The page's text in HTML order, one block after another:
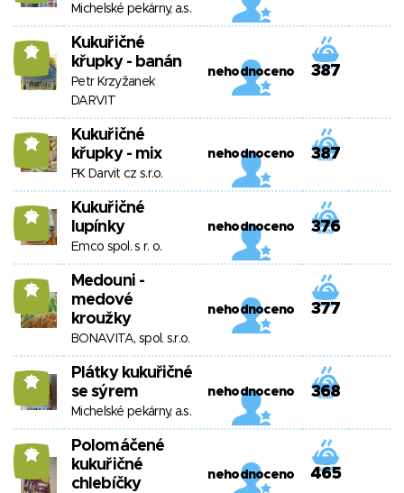
Michelské pekárny, a.s.
13
Kukuřičné
křupky - banán
Petr Krzyžanek
DARVIT
nehodnoceno 387
13
Kukuřičné
křupky - mix
PK Darvit cz s.r.o.
nehodnoceno 387
13
Kukuřičné
lupínky
Emco spol. s r. o.
nehodnoceno 376
13
Medouni -
medové
kroužky
BONAVITA, spol. s.r.o.
nehodnoceno 377
13
Plátky kukuřičné
se sýrem
Michelské pekárny, a.s.
nehodnoceno 368
13
Polomáčené
kukuřičné
chlebíčky
nehodnoceno 465